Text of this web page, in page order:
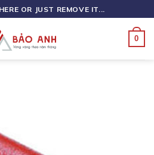
OR JUST REMOVE IT...
0